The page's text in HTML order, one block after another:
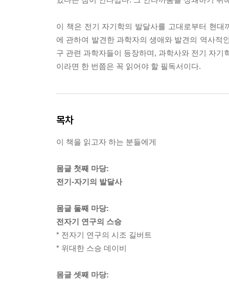
이 책은 전기 자기학의 발달사를 고대로부터 현
에 관하여 발견한 과학자의 생애와 발견의 역사적
구 관련 과학자들이 등장하며, 과학사와 전기 자
이라면 한 번쯤은 꼭 읽어야 할 필독서이다.
목차
이 책을 읽고자 하는 분들에게
몸글 첫째 마당:
전기-자기의 발달사
몸글 둘째 마당:
전자기 연구의 스승
* 전자기 연구의 시조 길버트
* 위대한 스승 데이비
몸글 셋째 마당: